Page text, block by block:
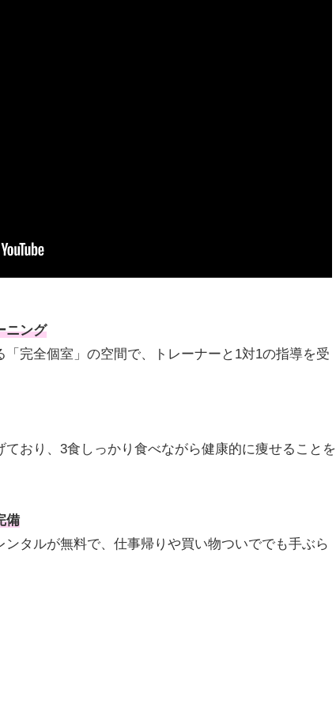
ニング
完全個室」の空間で、トレーナーと1対1の指導を受
ており、3食しっかり食べながら健康的に痩せることを
備
タルが無料で、仕事帰りや買い物ついででも手ぶら